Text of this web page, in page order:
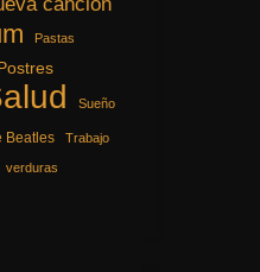
Pastas
Postres
Sueño
Beatles Trabajo
verduras